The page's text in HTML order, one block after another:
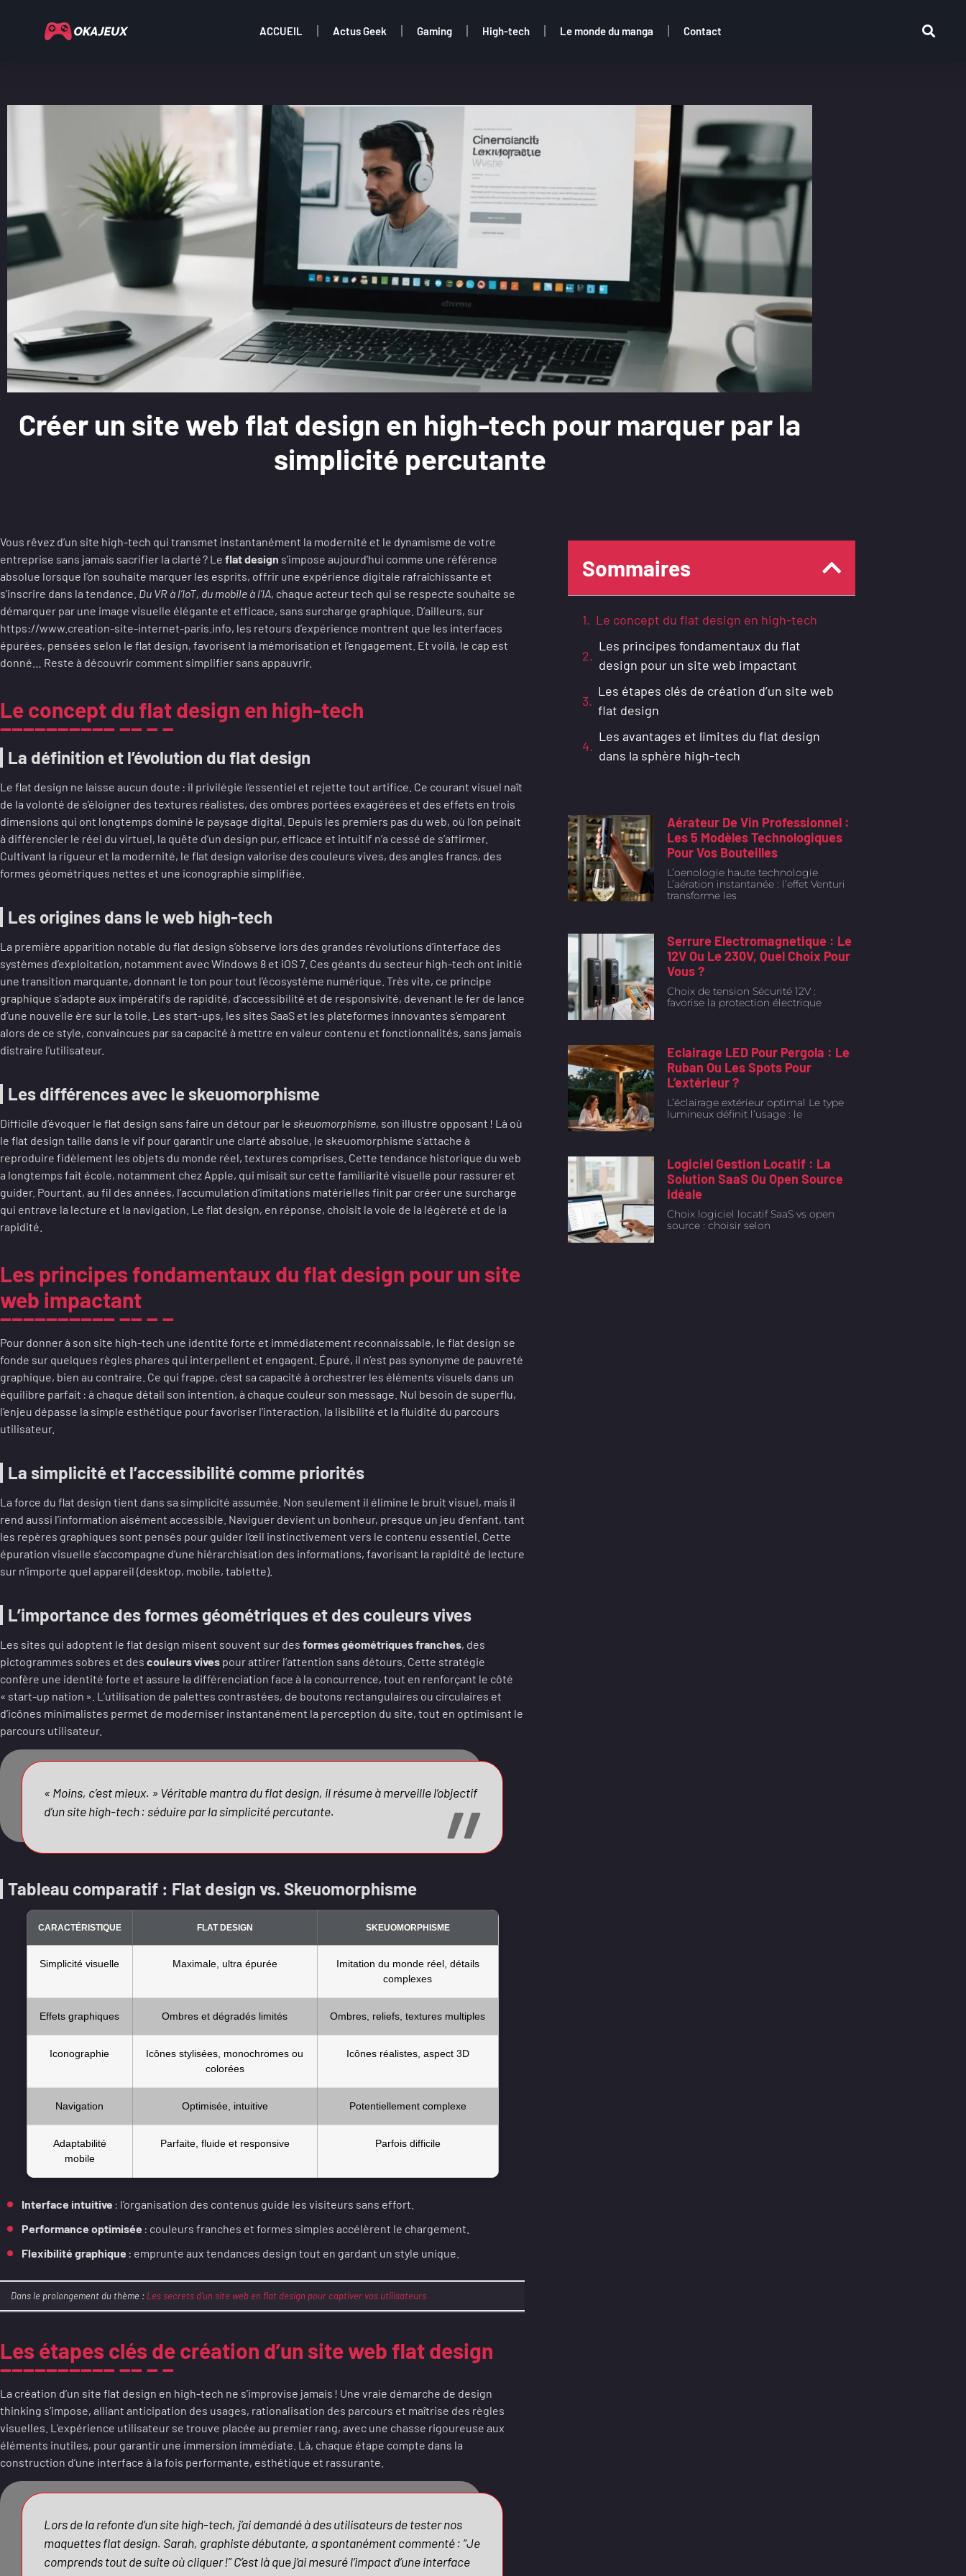
ACCUEIL Actus Geek Gaming High-tech Le monde du manga Contact
Créer un site web flat design en high-tech pour marquer par la
simplicité percutante
Vous rêvez d’un site high-tech qui transmet instantanément la modernité et le dynamisme de votre
entreprise sans jamais sacrifier la clarté ? Le flat design s’impose aujourd’hui comme une référence
absolue lorsque l’on souhaite marquer les esprits, offrir une expérience digitale rafraîchissante et
s’inscrire dans la tendance. Du VR à l’IoT, du mobile à l’IA, chaque acteur tech qui se respecte souhaite se
démarquer par une image visuelle élégante et efficace, sans surcharge graphique. D’ailleurs, sur
https://www.creation-site-internet-paris.info, les retours d’expérience montrent que les interfaces
épurées, pensées selon le flat design, favorisent la mémorisation et l’engagement. Et voilà, le cap est
donné… Reste à découvrir comment simplifier sans appauvrir.
Le concept du flat design en high-tech
La définition et l’évolution du flat design
Le flat design ne laisse aucun doute : il privilégie l’essentiel et rejette tout artifice. Ce courant visuel naît
de la volonté de s’éloigner des textures réalistes, des ombres portées exagérées et des effets en trois
dimensions qui ont longtemps dominé le paysage digital. Depuis les premiers pas du web, où l’on peinait
à différencier le réel du virtuel, la quête d’un design pur, efficace et intuitif n’a cessé de s’affirmer.
Cultivant la rigueur et la modernité, le flat design valorise des couleurs vives, des angles francs, des
formes géométriques nettes et une iconographie simplifiée.
Les origines dans le web high-tech
La première apparition notable du flat design s’observe lors des grandes révolutions d’interface des
systèmes d’exploitation, notamment avec Windows 8 et iOS 7. Ces géants du secteur high-tech ont initié
une transition marquante, donnant le ton pour tout l’écosystème numérique. Très vite, ce principe
graphique s’adapte aux impératifs de rapidité, d’accessibilité et de responsivité, devenant le fer de lance
d’une nouvelle ère sur la toile. Les start-ups, les sites SaaS et les plateformes innovantes s’emparent
alors de ce style, convaincues par sa capacité à mettre en valeur contenu et fonctionnalités, sans jamais
distraire l’utilisateur.
Les différences avec le skeuomorphisme
Difficile d’évoquer le flat design sans faire un détour par le skeuomorphisme, son illustre opposant ! Là où
le flat design taille dans le vif pour garantir une clarté absolue, le skeuomorphisme s’attache à
reproduire fidèlement les objets du monde réel, textures comprises. Cette tendance historique du web
a longtemps fait école, notamment chez Apple, qui misait sur cette familiarité visuelle pour rassurer et
guider. Pourtant, au fil des années, l’accumulation d’imitations matérielles finit par créer une surcharge
qui entrave la lecture et la navigation. Le flat design, en réponse, choisit la voie de la légèreté et de la
rapidité.
Les principes fondamentaux du flat design pour un site
web impactant
Pour donner à son site high-tech une identité forte et immédiatement reconnaissable, le flat design se
fonde sur quelques règles phares qui interpellent et engagent. Épuré, il n’est pas synonyme de pauvreté
graphique, bien au contraire. Ce qui frappe, c’est sa capacité à orchestrer les éléments visuels dans un
équilibre parfait : à chaque détail son intention, à chaque couleur son message. Nul besoin de superflu,
l’enjeu dépasse la simple esthétique pour favoriser l’interaction, la lisibilité et la fluidité du parcours
utilisateur.
La simplicité et l’accessibilité comme priorités
La force du flat design tient dans sa simplicité assumée. Non seulement il élimine le bruit visuel, mais il
rend aussi l’information aisément accessible. Naviguer devient un bonheur, presque un jeu d’enfant, tant
les repères graphiques sont pensés pour guider l’œil instinctivement vers le contenu essentiel. Cette
épuration visuelle s’accompagne d’une hiérarchisation des informations, favorisant la rapidité de lecture
sur n’importe quel appareil (desktop, mobile, tablette).
L’importance des formes géométriques et des couleurs vives
Les sites qui adoptent le flat design misent souvent sur des formes géométriques franches, des
pictogrammes sobres et des couleurs vives pour attirer l’attention sans détours. Cette stratégie
confère une identité forte et assure la différenciation face à la concurrence, tout en renforçant le côté
« start-up nation ». L’utilisation de palettes contrastées, de boutons rectangulaires ou circulaires et
d’icônes minimalistes permet de moderniser instantanément la perception du site, tout en optimisant le
parcours utilisateur.
« Moins, c’est mieux. » Véritable mantra du flat design, il résume à merveille l’objectif
d’un site high-tech : séduire par la simplicité percutante.
Tableau comparatif : Flat design vs. Skeuomorphisme
CARACTÉRISTIQUE FLAT DESIGN SKEUOMORPHISME
Simplicité visuelle Maximale, ultra épurée
Imitation du monde réel, détails
complexes
Effets graphiques Ombres et dégradés limités Ombres, reliefs, textures multiples
Iconographie
Icônes stylisées, monochromes ou
colorées
Icônes réalistes, aspect 3D
Navigation Optimisée, intuitive Potentiellement complexe
Adaptabilité
mobile
Parfaite, fluide et responsive Parfois difficile
Interface intuitive : l’organisation des contenus guide les visiteurs sans effort.
Performance optimisée : couleurs franches et formes simples accélèrent le chargement.
Flexibilité graphique : emprunte aux tendances design tout en gardant un style unique.
Dans le prolongement du thème : Les secrets d’un site web en flat design pour captiver vos utilisateurs
Les étapes clés de création d’un site web flat design
La création d’un site flat design en high-tech ne s’improvise jamais ! Une vraie démarche de design
thinking s’impose, alliant anticipation des usages, rationalisation des parcours et maîtrise des règles
visuelles. L’expérience utilisateur se trouve placée au premier rang, avec une chasse rigoureuse aux
éléments inutiles, pour garantir une immersion immédiate. Là, chaque étape compte dans la
construction d’une interface à la fois performante, esthétique et rassurante.
Lors de la refonte d’un site high-tech, j’ai demandé à des utilisateurs de tester nos
maquettes flat design. Sarah, graphiste débutante, a spontanément commenté : “Je
comprends tout de suite où cliquer !” C’est là que j’ai mesuré l’impact d’une interface
Sommaires
Le concept du flat design en high-tech
Les principes fondamentaux du flat
design pour un site web impactant
Les étapes clés de création d’un site web
flat design
Les avantages et limites du flat design
dans la sphère high-tech
Aérateur De Vin Professionnel :
Les 5 Modèles Technologiques
Pour Vos Bouteilles
L’oenologie haute technologie
L’aération instantanée : l’effet Venturi
transforme les
Serrure Electromagnetique : Le
12V Ou Le 230V, Quel Choix Pour
Vous ?
Choix de tension Sécurité 12V :
favorise la protection électrique
Eclairage LED Pour Pergola : Le
Ruban Ou Les Spots Pour
L’extérieur ?
L’éclairage extérieur optimal Le type
lumineux définit l’usage : le
Logiciel Gestion Locatif : La
Solution SaaS Ou Open Source
Idéale
Choix logiciel locatif SaaS vs open
source : choisir selon